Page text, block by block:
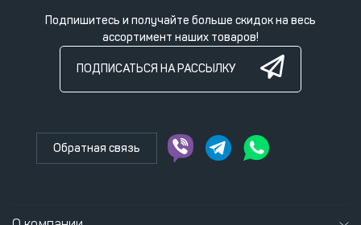
Подпишитесь и получайте больше скидок на весь
ассортимент наших товаров!
ПОДПИСАТЬСЯ НА РАССЫЛКУ
Обратная связь